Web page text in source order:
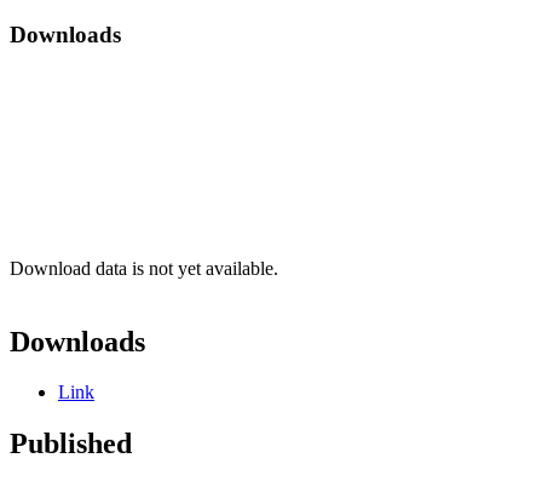
Downloads
Download data is not yet available.
Downloads
Link
Published